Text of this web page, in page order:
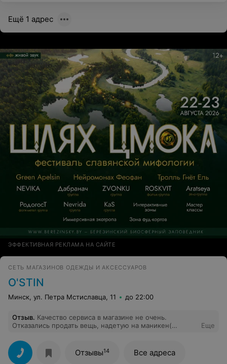
Ещё 1 адрес
ЭФФЕКТИВНАЯ РЕКЛАМА НА САЙТЕ
CЕТЬ МАГАЗИНОВ ОДЕЖДЫ И АКСЕССУАРОВ
O'STIN
Минск, ул. Петра Мстиславца, 11 до 22:00
Отзыв. Качество сервиса в магазине не очень.
Отказались продать вещь, надетую на маникен(
размере оказался). Внятно так и не объяснили, почему
при наличии вещи в магазине, ее купить нельзя.
Еще
Отзывы14 Все адреса